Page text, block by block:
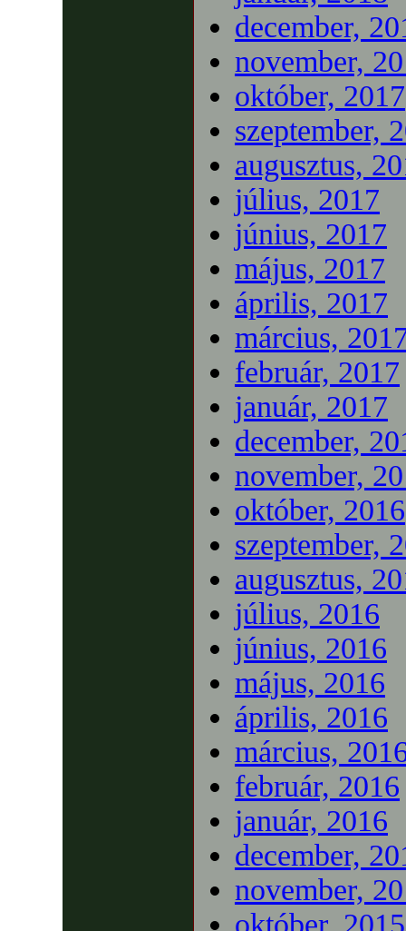
december,
november,
október, 2017
szeptember,
augusztus,
július, 2017
június, 2017
május, 2017
április, 2017
március,
február, 2017
január, 2017
december,
november,
október, 2016
szeptember,
augusztus,
július, 2016
június, 2016
május, 2016
április, 2016
március,
február, 2016
január, 2016
december,
november,
október, 2015